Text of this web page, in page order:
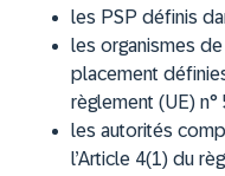
les PSP définis
les organismes
placement
règlement (UE)
les autorités
l’Article 4(1) du